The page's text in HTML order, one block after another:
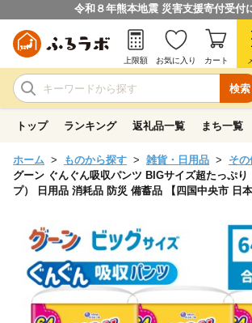
令和８年熊本地震 災害支援寄付受付
検索
上限額 お気に入り カート
トップ ランキング 返礼品一覧 まち一覧
ホーム ものから探す 雑貨・日用品
そ
グーン ぐんぐん吸収パンツ BIGサイズ超たっぷ
プ） 日用品 消耗品 防災 備蓄品 【四国中央市 日本